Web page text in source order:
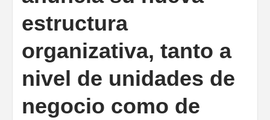
estructura
organizativa, tanto a
nivel de unidades de
negocio como de